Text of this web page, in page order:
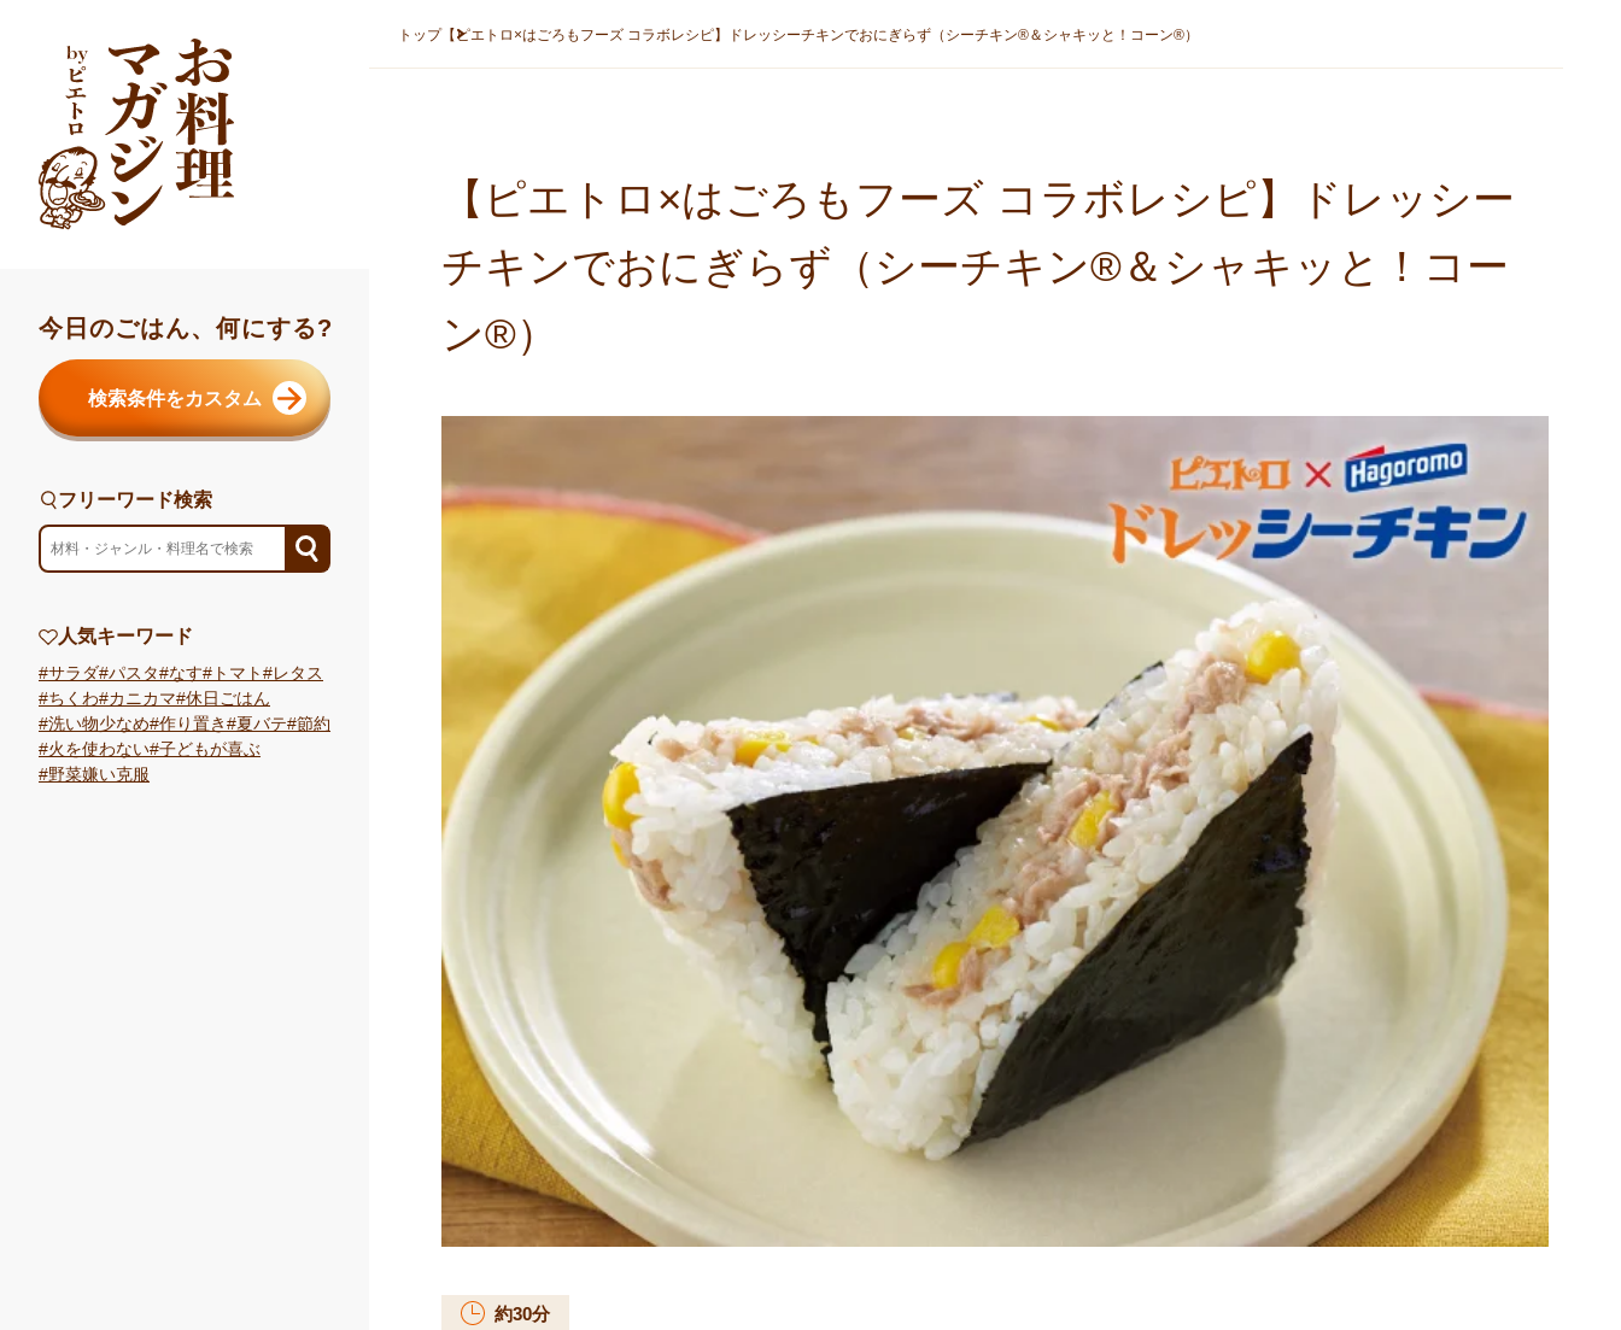
今日のごはん、何にする?
検索条件をカスタム
フリーワード検索
フリーワード検索
人気キーワード
サラダ パスタ なす トマト
レタス
ちくわ
カニカマ 休日ごはん
洗い物少なめ 作り置き 夏バテ 節約
火を使わない 子どもが喜ぶ
野菜嫌い克服
トップ【ピエトロ×はごろもフーズ コラボレシピ】ドレッシーチキンでおにぎらず（シーチキン®＆シャキッと！コーン®）
【ピエトロ×はごろもフーズ コラボレシピ】ドレッシー
チキンでおにぎらず（シーチキン®＆シャキッと！コー
ン®）
約30分